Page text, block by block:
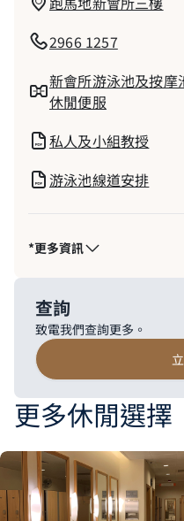
2966 1257
新會所游泳池及按摩
休閒便服
私人及小組教授
游泳池線道安排
*更多資訊
查詢
致電我們查詢更多。
更多休閒選擇